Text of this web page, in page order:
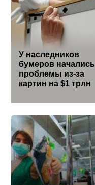
У наследников
бумеров начались
проблемы из-за
картин на $1 трлн